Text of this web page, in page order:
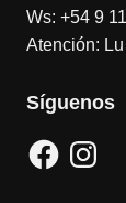
Ws: +54 9
Atención:
Síguenos
Facebook